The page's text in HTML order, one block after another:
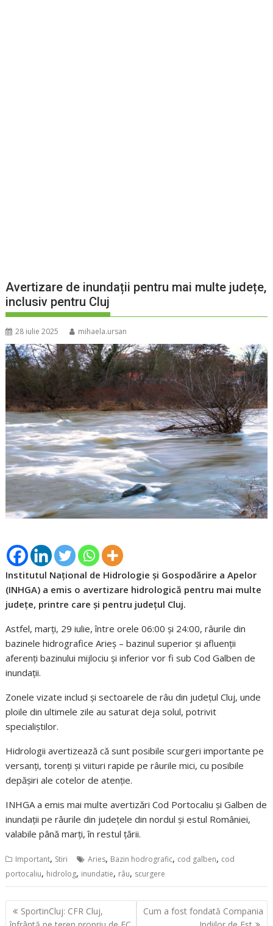
Avertizare de inundații pentru mai multe județe,
inclusiv pentru Cluj
28 iulie 2025 mihaela.ursan
Institutul Național de Hidrologie și Gospodărire a Apelor
(INHGA) a emis o avertizare hidrologică pentru mai multe
județe, printre care și pentru județul Cluj.
Astfel, marți, 29 iulie, între orele 06:00 și 24:00, râurile din
bazinele hidrografice Arieș – bazinul superior și afluenții
aferenți bazinului mijlociu și inferior vor fi sub Cod Galben de
inundații.
Zonele vizate includ și sectoarele de râu din județul Cluj, unde
ploile din ultimele zile au saturat deja solul, potrivit
specialiștilor.
Hidrologii avertizează că sunt posibile scurgeri importante pe
versanți, torenți și viituri rapide pe râurile mici, cu posibile
depășiri ale cotelor de atenție.
INHGA a emis mai multe avertizări Cod Portocaliu și Galben de
inundații pe râurile din județele din nordul și estul României,
valabile până marți, în restul țării.
Important, Stiri Aries, Bazin hodrografic, cod galben, cod
portocaliu, hidrolog, inundatie, râu, scurgere
Navigare
SportinCluj: CFR Cluj,
Cum a fost fondată Compania